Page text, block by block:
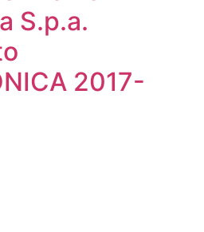
S.p.a.
2017-